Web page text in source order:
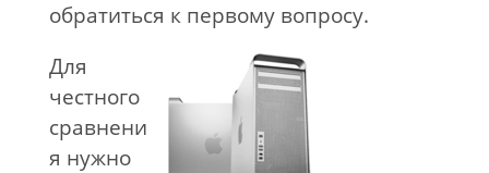
обратиться к первому вопросу.
Для
честного
сравнени
я нужно